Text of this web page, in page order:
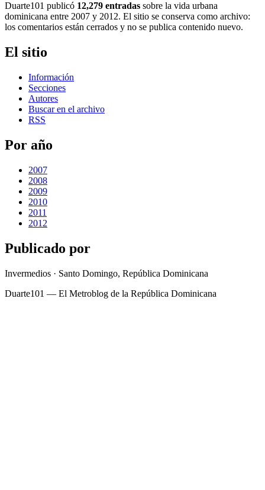
Duarte101 publicó 12,279 entradas sobre la vida urbana
dominicana entre 2007 y 2012. El sitio se conserva como archivo:
los comentarios están cerrados y no se publica contenido nuevo.
El sitio
Información
Secciones
Autores
Buscar en el archivo
RSS
Por año
2007
2008
2009
2010
2011
2012
Publicado por
Invermedios · Santo Domingo, República Dominicana
Duarte101 — El Metroblog de la República Dominicana